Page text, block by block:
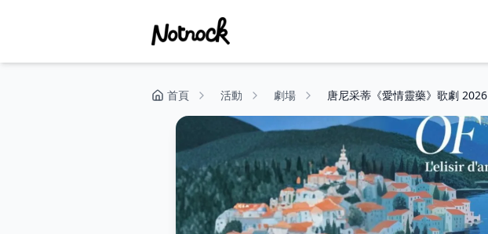
首頁 活動 劇場 唐尼采蒂《愛情靈藥》歌劇 2026